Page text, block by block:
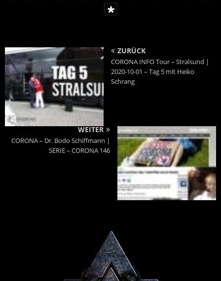
ZURÜCK
CORONA INFO Tour – Stralsund |
2020-10-01 – Tag 5 mit Heiko
Schrang
WEITER
CORONA – Dr. Bodo Schiffmann |
SERIE – CORONA 146